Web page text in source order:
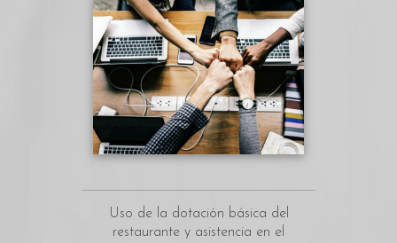
Uso de la dotación básica del
restaurante y asistencia en el